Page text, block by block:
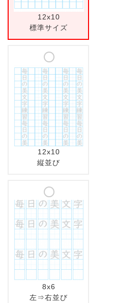
12x10
標準サイズ
12x10
縦並び
8x6
左⇒右並び